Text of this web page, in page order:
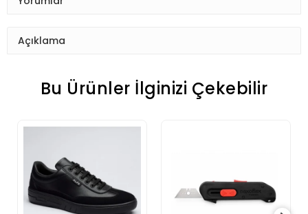
Açıklama
Bu Ürünler İlginizi Çekebilir